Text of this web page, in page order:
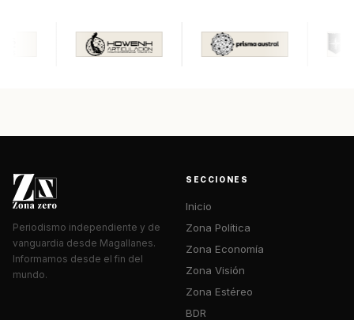
Periodismo independiente y de
vanguardia desde Magallanes.
Informamos desde el fin del
mundo.
SECCIONES
Inicio
Zona Política
Zona Economía
Zona Visión
Zona Estéreo
BDR